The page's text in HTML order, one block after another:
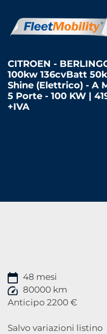
CITROEN -
100kw 136cvBatt
Shine (Elettrico) - A
5 Porte - 100 KW |
+IVA
48 mesi
80000 km
Anticipo 2200 €
Salvo variazioni listino